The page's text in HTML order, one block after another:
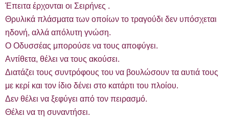
Έπειτα έρχονται οι Σειρήνες .
Θρυλικά πλάσματα των οποίων το τραγούδι δεν υπόσχεται
ηδονή, αλλά απόλυτη γνώση.
Ο Οδυσσέας μπορούσε να τους αποφύγει.
Αντίθετα, θέλει να τους ακούσει.
Διατάζει τους συντρόφους του να βουλώσουν τα αυτιά τους
με κερί και τον ίδιο δένει στο κατάρτι του πλοίου.
Δεν θέλει να ξεφύγει από τον πειρασμό.
Θέλει να τη συναντήσει.